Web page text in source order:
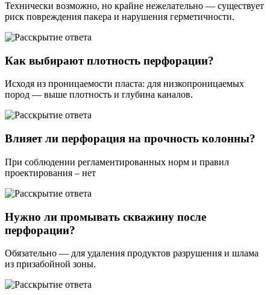
Технически возможно, но крайне нежелательно — существует
риск повреждения пакера и нарушения герметичности.
Как выбирают плотность перфорации?
Исходя из проницаемости пласта: для низкопроницаемых
пород — выше плотность и глубина каналов.
Влияет ли перфорация на прочность колонны?
При соблюдении регламентированных норм и правил
проектирования – нет
Нужно ли промывать скважину после
перфорации?
Обязательно — для удаления продуктов разрушения и шлама
из призабойной зоны.